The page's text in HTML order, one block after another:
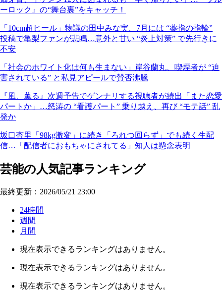
ーロック』の“舞台裏”をキャッチ！
「10cm超ヒール」物議の田中みな実、7月には “薬指の指輪”
投稿で亀梨ファンが悲鳴…意外と甘い “炎上対策” で先行きに
不安
「社会のホワイト化は何も生まない」岸谷蘭丸、喫煙者が “迫
害されている” と私見アピールで賛否沸騰
『風、薫る』次週予告でゲンナリする視聴者が続出「また恋愛
パートか」…怒涛の “看護パート” 乗り越え、再び “モテ話” 乱
発か
坂口杏里「98kg激変」に続き「ろれつ回らず」でも続く生配
信…「配信者におもちゃにされてる」知人は懸念表明
芸能の人気記事ランキング
最終更新：2026/05/21 23:00
24時間
週間
月間
現在表示できるランキングはありません。
現在表示できるランキングはありません。
現在表示できるランキングはありません。